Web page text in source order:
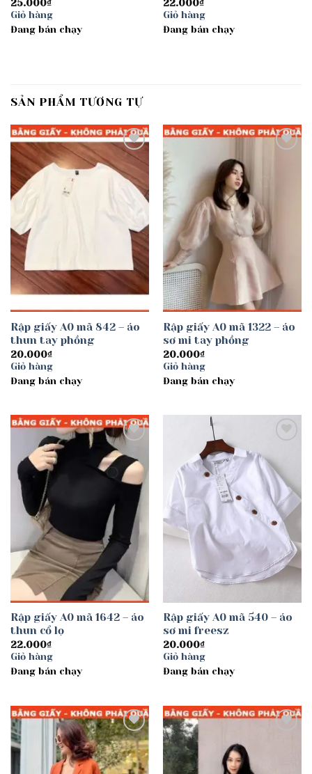
25.000₫
Giỏ hàng
Đang bán chạy
22.000₫
Giỏ hàng
Đang bán chạy
SẢN PHẨM TƯƠNG TỰ
Add to
wishlist
Rập giấy A0 mã 842 – áo
thun tay phồng
20.000₫
Giỏ hàng
Đang bán chạy
Rập giấy A0 mã 1322 – áo
sơ mi tay phồng
20.000₫
Giỏ hàng
Đang bán chạy
Add to
wishlist
Rập giấy A0 mã 1642 – áo
thun cổ lọ
22.000₫
Giỏ hàng
Đang bán chạy
wishlist
Rập giấy A0 mã 540 – áo
sơ mi freesz
20.000₫
Giỏ hàng
Đang bán chạy
Add to
wishlist